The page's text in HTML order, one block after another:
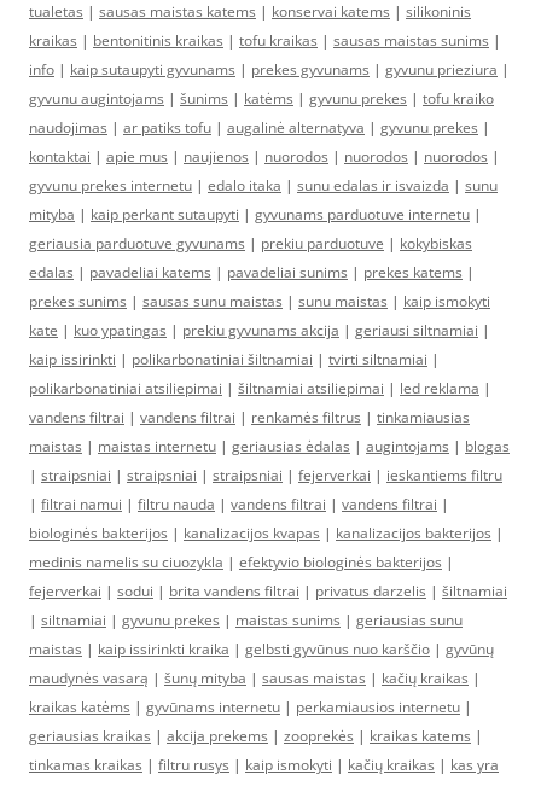
tualetas | sausas maistas katems | konservai katems | silikoninis
kraikas | bentonitinis kraikas | tofu kraikas | sausas maistas sunims |
info | kaip sutaupyti gyvunams | prekes gyvunams | gyvunu prieziura |
gyvunu augintojams | šunims | katėms | gyvunu prekes | tofu kraiko
naudojimas | ar patiks tofu | augalinė alternatyva | gyvunu prekes |
kontaktai | apie mus | naujienos | nuorodos | nuorodos | nuorodos |
gyvunu prekes internetu | edalo itaka | sunu edalas ir isvaizda | sunu
mityba | kaip perkant sutaupyti | gyvunams parduotuve internetu |
geriausia parduotuve gyvunams | prekiu parduotuve | kokybiskas
edalas | pavadeliai katems | pavadeliai sunims | prekes katems |
prekes sunims | sausas sunu maistas | sunu maistas | kaip ismokyti
kate | kuo ypatingas | prekiu gyvunams akcija | geriausi siltnamiai |
kaip issirinkti | polikarbonatiniai šiltnamiai | tvirti siltnamiai |
polikarbonatiniai atsiliepimai | šiltnamiai atsiliepimai | led reklama |
vandens filtrai | vandens filtrai | renkamės filtrus | tinkamiausias
maistas | maistas internetu | geriausias ėdalas | augintojams | blogas
| straipsniai | straipsniai | straipsniai | fejerverkai | ieskantiems filtru
| filtrai namui | filtru nauda | vandens filtrai | vandens filtrai |
biologinės bakterijos | kanalizacijos kvapas | kanalizacijos bakterijos |
medinis namelis su ciuozykla | efektyvio biologinės bakterijos |
fejerverkai | sodui | brita vandens filtrai | privatus darzelis | šiltnamiai
| siltnamiai | gyvunu prekes | maistas sunims | geriausias sunu
maistas | kaip issirinkti kraika | gelbsti gyvūnus nuo karščio | gyvūnų
maudynės vasarą | šunų mityba | sausas maistas | kačių kraikas |
kraikas katėms | gyvūnams internetu | perkamiausios internetu |
geriausias kraikas | akcija prekems | zooprekės | kraikas katems |
tinkamas kraikas | filtru rusys | kaip ismokyti | kačių kraikas | kas yra